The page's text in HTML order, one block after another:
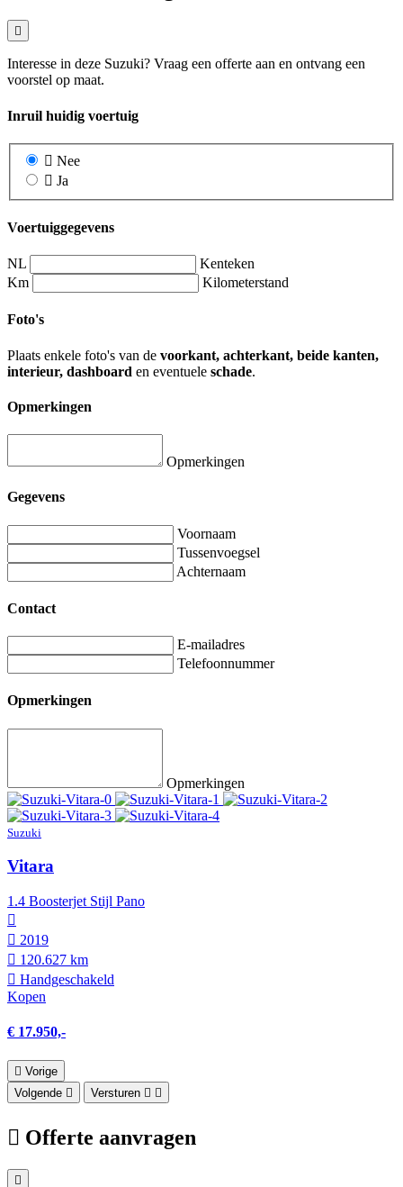
Interesse in deze Suzuki? Vraag een offerte aan en ontvang een
voorstel op maat.
Inruil huidig voertuig
Nee
Ja
Voertuiggegevens
NL
Kenteken
Km
Kilometerstand
Foto's
Plaats enkele foto's van de voorkant, achterkant, beide kanten,
interieur, dashboard en eventuele schade.
Opmerkingen
Opmerkingen
Gegevens
Voornaam
Tussenvoegsel
Achternaam
Contact
E-mailadres
Telefoonnummer
Opmerkingen
Opmerkingen
Suzuki
Vitara
1.4 Boosterjet Stijl Pano
2019
120.627 km
Hand­geschakeld
Kopen
€ 17.950,-
Vorige
Volgende
Versturen
Offerte aanvragen